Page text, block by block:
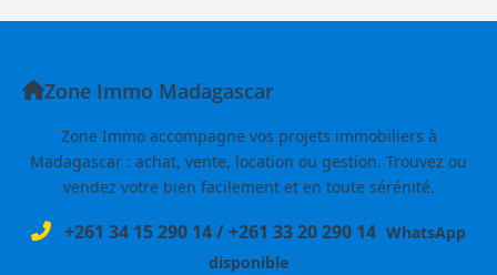
Zone Immo Madagascar
Zone Immo accompagne vos projets immobiliers à
Madagascar : achat, vente, location ou gestion. Trouvez ou
vendez votre bien facilement et en toute sérénité.
+261 34 15 290 14/+261 33 20 290 14 WhatsApp
disponible